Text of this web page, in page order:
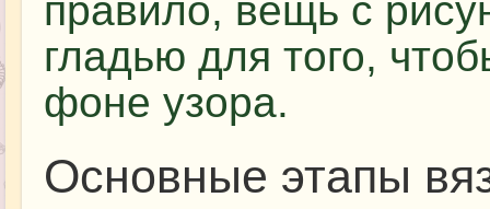
правило, вещь с
гладью для того,
фоне узора.
Основные этапы